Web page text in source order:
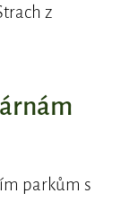
z
parkům s